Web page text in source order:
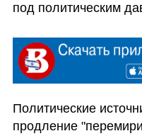
под политическим
Политические
продление